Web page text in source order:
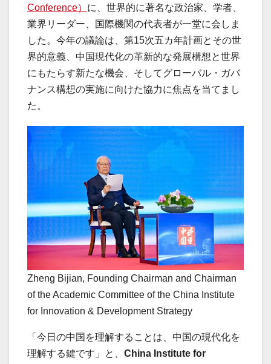
Conference） に、世界的に著名な政治家、学者、
業界リーダー、国際機関の代表者が一堂に会しま
した。今年の議論は、第15次五カ年計画とその世
界的意義、中国現代化の革新的な発展構想と世界
にもたらす新たな機会、そしてグローバル・ガバ
ナンス構想の実施に向けた協力に焦点を当てまし
た。
Zheng Bijian, Founding Chairman and Chairman
of the Academic Committee of the China Institute
for Innovation & Development Strategy
「今日の中国を理解することは、中国の現代化を
理解する鍵です」と、 China Institute for